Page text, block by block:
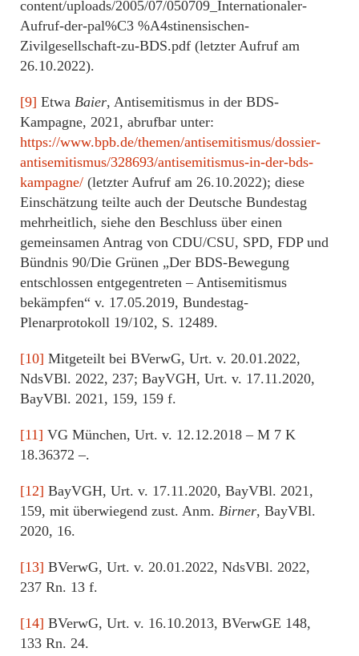
content/uploads/2005/07/050709_Internationaler-
Aufruf-der-pal%C3 %A4stinensischen-
Zivilgesellschaft-zu-BDS.pdf (letzter Aufruf am
26.10.2022).
[9] Etwa Baier, Antisemitismus in der BDS-
Kampagne, 2021, abrufbar unter:
https://www.bpb.de/themen/antisemitismus/dossier-
antisemitismus/328693/antisemitismus-in-der-bds-
kampagne/ (letzter Aufruf am 26.10.2022); diese
Einschätzung teilte auch der Deutsche Bundestag
mehrheitlich, siehe den Beschluss über einen
gemeinsamen Antrag von CDU/CSU, SPD, FDP und
Bündnis 90/Die Grünen „Der BDS-Bewegung
entschlossen entgegentreten – Antisemitismus
bekämpfen“ v. 17.05.2019, Bundestag-
Plenarprotokoll 19/102, S. 12489.
[10] Mitgeteilt bei BVerwG, Urt. v. 20.01.2022,
NdsVBl. 2022, 237; BayVGH, Urt. v. 17.11.2020,
BayVBl. 2021, 159, 159 f.
[11] VG München, Urt. v. 12.12.2018 – M 7 K
18.36372 –.
[12] BayVGH, Urt. v. 17.11.2020, BayVBl. 2021,
159, mit überwiegend zust. Anm. Birner, BayVBl.
2020, 16.
[13] BVerwG, Urt. v. 20.01.2022, NdsVBl. 2022,
237 Rn. 13 f.
[14] BVerwG, Urt. v. 16.10.2013, BVerwGE 148,
133 Rn. 24.